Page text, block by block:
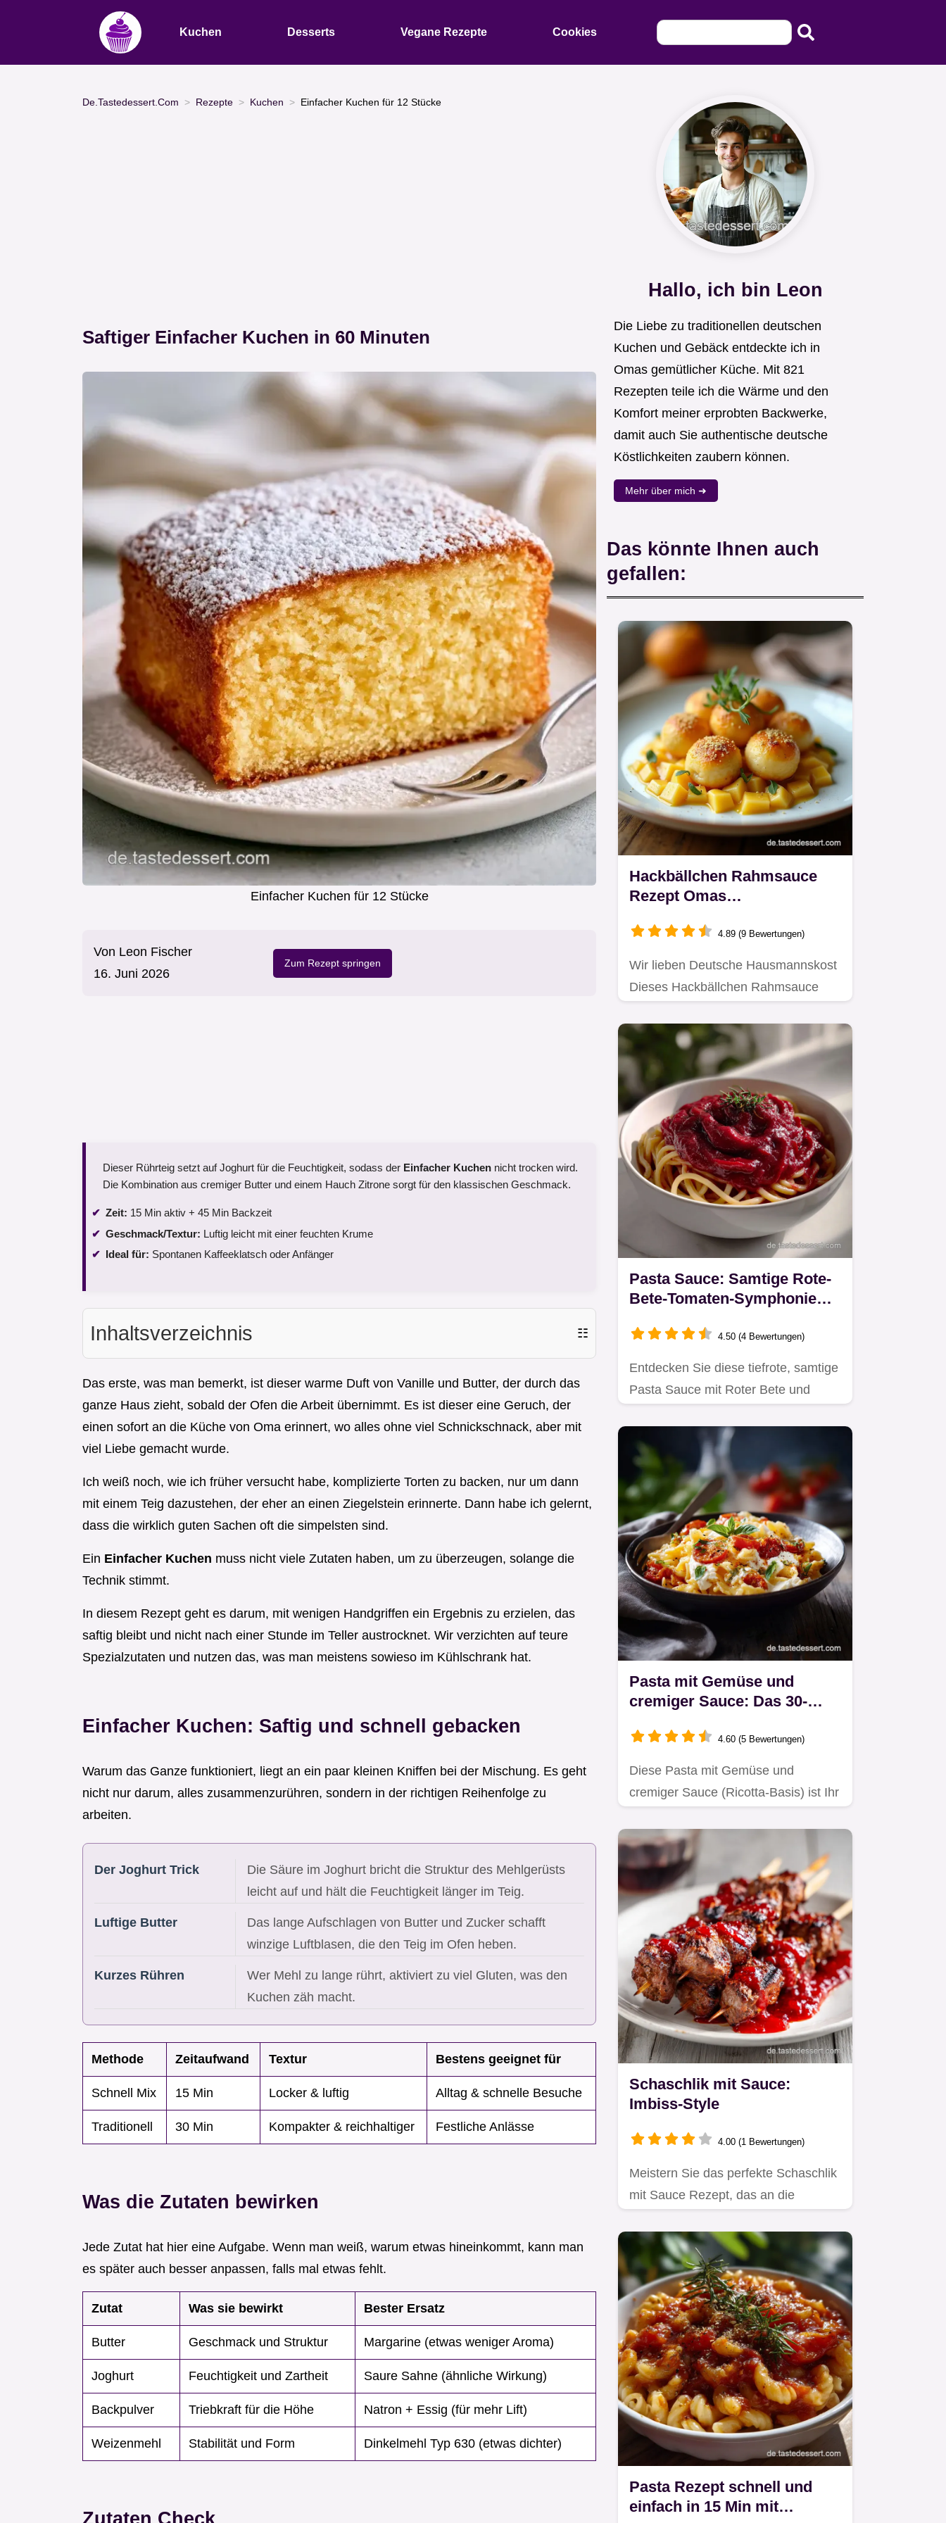
Kuchen Desserts Vegane Rezepte Cookies
De.Tastedessert.Com Rezepte Kuchen Einfacher Kuchen für 12 Stücke
Saftiger Einfacher Kuchen in 60 Minuten
Einfacher Kuchen für 12 Stücke
Von Leon Fischer
16. Juni 2026
Zum Rezept springen
Dieser Rührteig setzt auf Joghurt für die Feuchtigkeit, sodass der Einfacher Kuchen nicht trocken wird.
Die Kombination aus cremiger Butter und einem Hauch Zitrone sorgt für den klassischen Geschmack.
Zeit: 15 Min aktiv + 45 Min Backzeit
Geschmack/Textur: Luftig leicht mit einer feuchten Krume
Ideal für: Spontanen Kaffeeklatsch oder Anfänger
Inhaltsverzeichnis ☷
Das erste, was man bemerkt, ist dieser warme Duft von Vanille und Butter, der durch das
ganze Haus zieht, sobald der Ofen die Arbeit übernimmt. Es ist dieser eine Geruch, der
einen sofort an die Küche von Oma erinnert, wo alles ohne viel Schnickschnack, aber mit
viel Liebe gemacht wurde.
Ich weiß noch, wie ich früher versucht habe, komplizierte Torten zu backen, nur um dann
mit einem Teig dazustehen, der eher an einen Ziegelstein erinnerte. Dann habe ich gelernt,
dass die wirklich guten Sachen oft die simpelsten sind.
Ein Einfacher Kuchen muss nicht viele Zutaten haben, um zu überzeugen, solange die
Technik stimmt.
In diesem Rezept geht es darum, mit wenigen Handgriffen ein Ergebnis zu erzielen, das
saftig bleibt und nicht nach einer Stunde im Teller austrocknet. Wir verzichten auf teure
Spezialzutaten und nutzen das, was man meistens sowieso im Kühlschrank hat.
Einfacher Kuchen: Saftig und schnell gebacken
Warum das Ganze funktioniert, liegt an ein paar kleinen Kniffen bei der Mischung. Es geht
nicht nur darum, alles zusammenzurühren, sondern in der richtigen Reihenfolge zu
arbeiten.
Der Joghurt Trick
Die Säure im Joghurt bricht die Struktur des Mehlgerüsts
leicht auf und hält die Feuchtigkeit länger im Teig.
Luftige Butter
Das lange Aufschlagen von Butter und Zucker schafft
winzige Luftblasen, die den Teig im Ofen heben.
Kurzes Rühren
Wer Mehl zu lange rührt, aktiviert zu viel Gluten, was den
Kuchen zäh macht.
Methode Zeitaufwand Textur Bestens geeignet für
Schnell Mix 15 Min Locker & luftig Alltag & schnelle Besuche
Traditionell 30 Min Kompakter & reichhaltiger Festliche Anlässe
Was die Zutaten bewirken
Jede Zutat hat hier eine Aufgabe. Wenn man weiß, warum etwas hineinkommt, kann man
es später auch besser anpassen, falls mal etwas fehlt.
Zutat Was sie bewirkt Bester Ersatz
Butter Geschmack und Struktur Margarine (etwas weniger Aroma)
Joghurt Feuchtigkeit und Zartheit Saure Sahne (ähnliche Wirkung)
Backpulver Triebkraft für die Höhe Natron + Essig (für mehr Lift)
Weizenmehl Stabilität und Form Dinkelmehl Typ 630 (etwas dichter)
Hallo, ich bin Leon
Die Liebe zu traditionellen deutschen
Kuchen und Gebäck entdeckte ich in
Omas gemütlicher Küche. Mit 821
Rezepten teile ich die Wärme und den
Komfort meiner erprobten Backwerke,
damit auch Sie authentische deutsche
Köstlichkeiten zaubern können.
Mehr über mich ➜
Das könnte Ihnen auch
gefallen:
Hackbällchen Rahmsauce
Rezept Omas
saftig einfach gemacht
4.89 (9 Bewertungen)
Wir lieben Deutsche Hausmannskost
Dieses Hackbällchen Rahmsauce
Pasta Sauce: Samtige Rote-
Bete-Tomaten-Symphonie
4.50 (4 Bewertungen)
Entdecken Sie diese tiefrote, samtige
Pasta Sauce mit Roter Bete und
Pasta mit Gemüse und
cremiger Sauce: Das 30-
4.60 (5 Bewertungen)
Diese Pasta mit Gemüse und
cremiger Sauce (Ricotta-Basis) ist Ihr
Schaschlik mit Sauce:
Imbiss-Style
4.00 (1 Bewertungen)
Meistern Sie das perfekte Schaschlik
mit Sauce Rezept, das an die
Pasta Rezept schnell und
einfach in 15 Min mit